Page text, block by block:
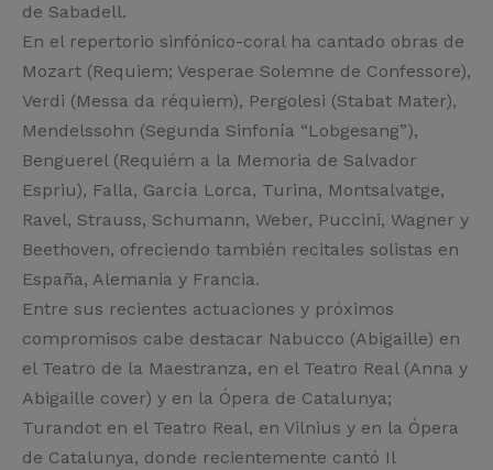
de Sabadell.
En el repertorio sinfónico-coral ha cantado obras de
Mozart (Requiem; Vesperae Solemne de Confessore),
Verdi (Messa da réquiem), Pergolesi (Stabat Mater),
Mendelssohn (Segunda Sinfonía “Lobgesang”),
Benguerel (Requiém a la Memoria de Salvador
Espriu), Falla, García Lorca, Turina, Montsalvatge,
Ravel, Strauss, Schumann, Weber, Puccini, Wagner y
Beethoven, ofreciendo también recitales solistas en
España, Alemania y Francia.
Entre sus recientes actuaciones y próximos
compromisos cabe destacar Nabucco (Abigaille) en
el Teatro de la Maestranza, en el Teatro Real (Anna y
Abigaille cover) y en la Ópera de Catalunya;
Turandot en el Teatro Real, en Vilnius y en la Ópera
de Catalunya, donde recientemente cantó Il